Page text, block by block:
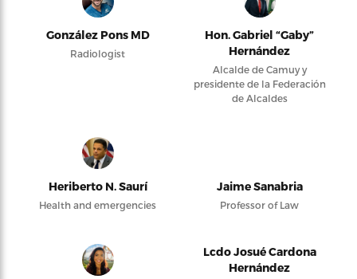
González Pons MD
Radiologist
Hon. Gabriel “Gaby”
Hernández
Alcalde de Camuy y
presidente de la Federación
de Alcaldes
Heriberto N. Saurí
Health and emergencies
Jaime Sanabria
Professor of Law
Lcdo Josué Cardona
Hernández